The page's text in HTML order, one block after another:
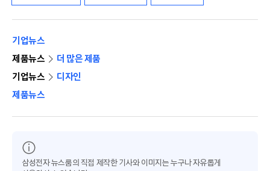
기업뉴스
제품뉴스
더 많은 제품
기업뉴스
디자인
제품뉴스
삼성전자 뉴스룸의 직접 제작한 기사와 이미지는 누구나 자유롭게